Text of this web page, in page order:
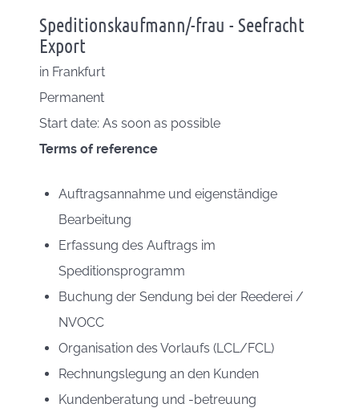
Speditionskaufmann/-frau - Seefracht
Export
in Frankfurt
Permanent
Start date: As soon as possible
Terms of reference
Auftragsannahme und eigenständige
Bearbeitung
Erfassung des Auftrags im
Speditionsprogramm
Buchung der Sendung bei der Reederei /
NVOCC
Organisation des Vorlaufs (LCL/FCL)
Rechnungslegung an den Kunden
Kundenberatung und -betreuung